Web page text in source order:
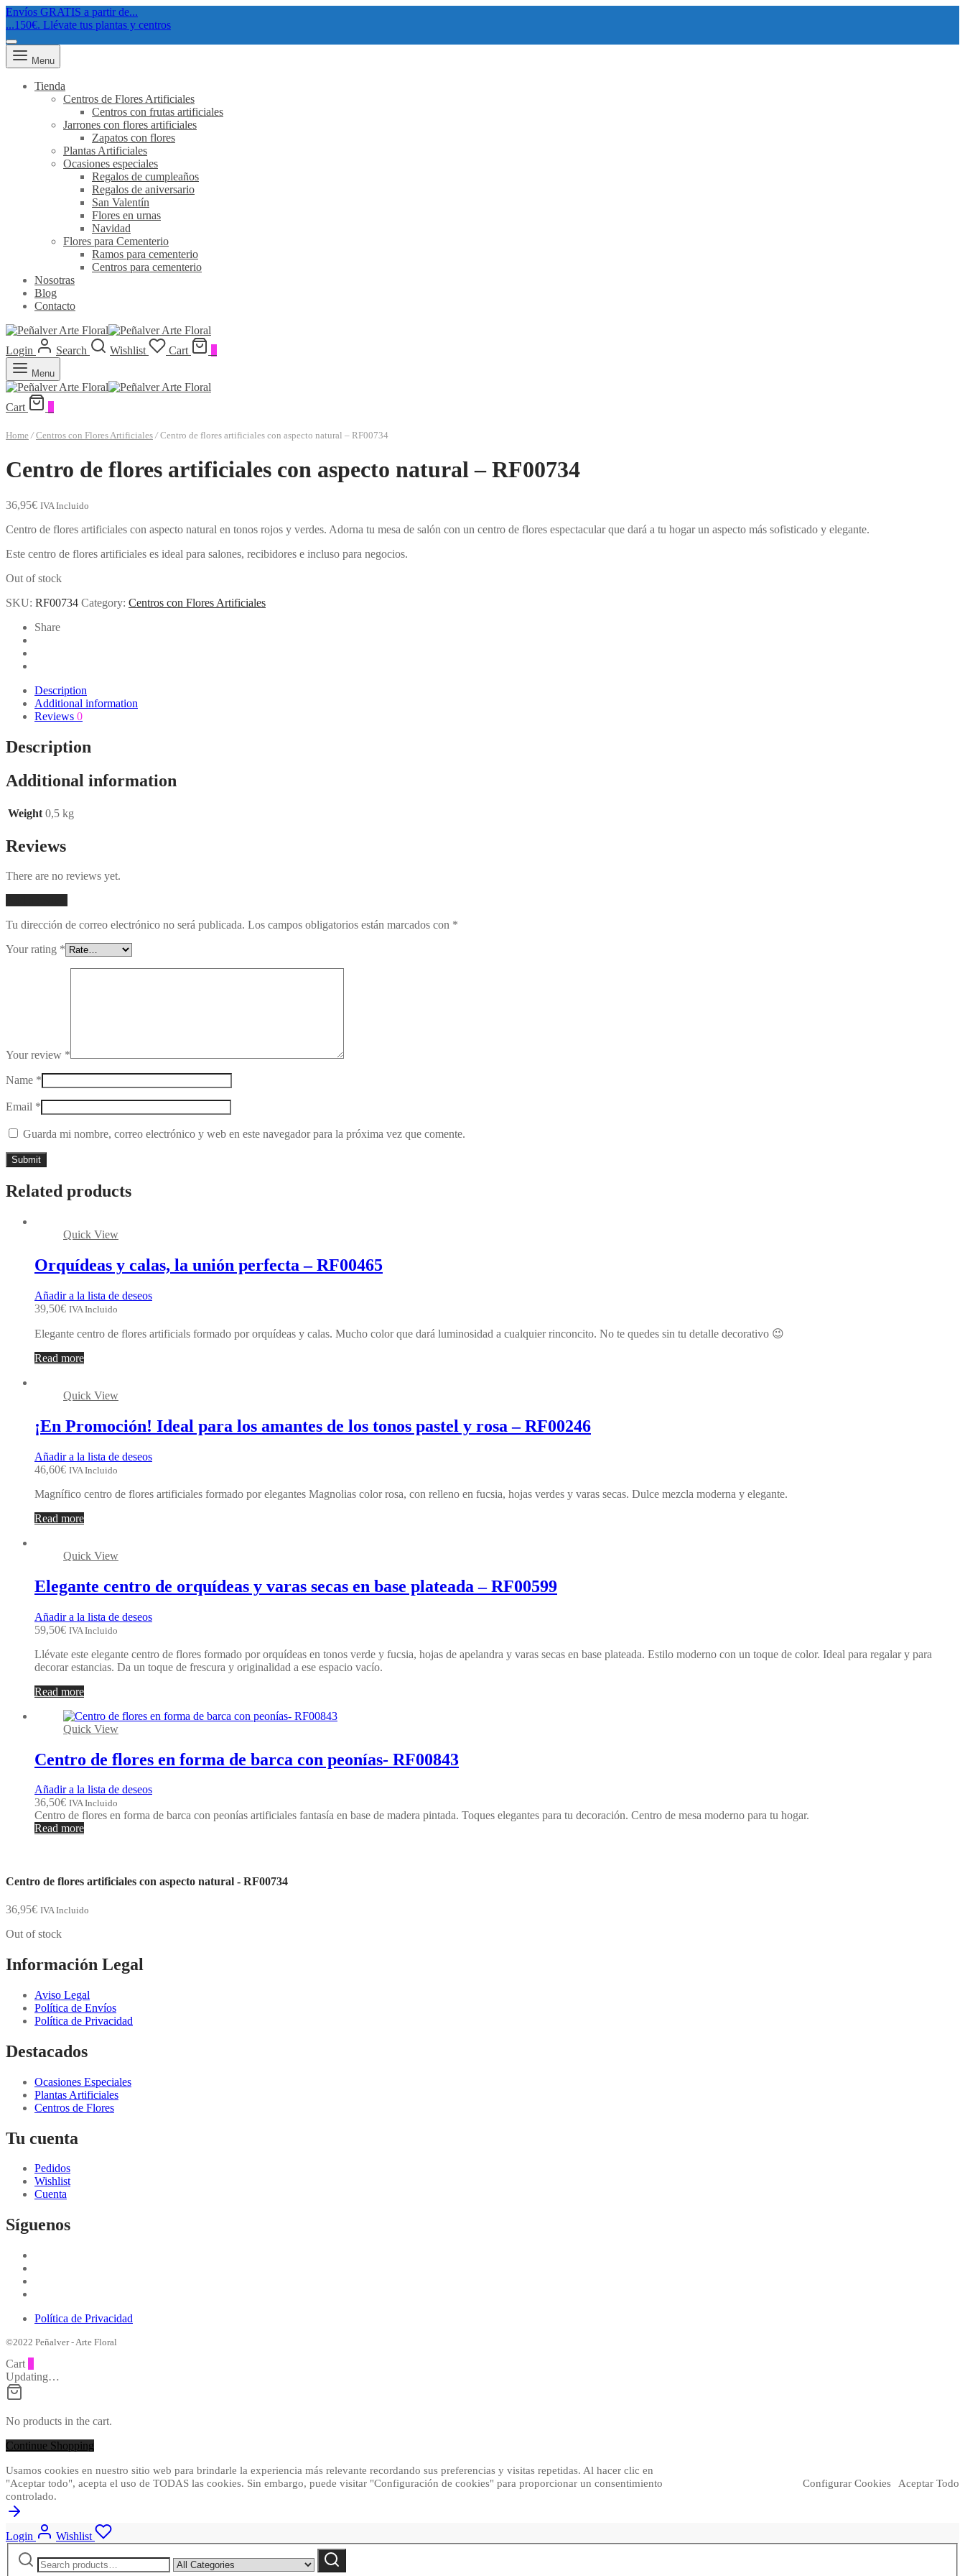
Envíos GRATIS a partir de...
...150€. Llévate tus plantas y centros
Menu
Tienda
Centros de Flores Artificiales
Centros con frutas artificiales
Jarrones con flores artificiales
Zapatos con flores
Plantas Artificiales
Ocasiones especiales
Regalos de cumpleaños
Regalos de aniversario
San Valentín
Flores en urnas
Navidad
Flores para Cementerio
Ramos para cementerio
Centros para cementerio
Nosotras
Blog
Contacto
Login Search Wishlist Cart
Menu
Cart
Home / Centros con Flores Artificiales /Centro de flores artificiales con aspecto natural – RF00734
Centro de flores artificiales con aspecto natural – RF00734
36,95€ IVA Incluido
Centro de flores artificiales con aspecto natural en tonos rojos y verdes. Adorna tu mesa de salón con un centro de flores espectacular que dará a tu hogar un aspecto más sofisticado y elegante.
Este centro de flores artificiales es ideal para salones, recibidores e incluso para negocios.
Out of stock
SKU: RF00734 Category: Centros con Flores Artificiales
Share
Description
Additional information
Reviews 0
Description
Additional information
Weight 0,5 kg
Reviews
There are no reviews yet.
Tu dirección de correo electrónico no será publicada. Los campos obligatorios están marcados con *
Your rating *
Your review *
Name *
Email *
Guarda mi nombre, correo electrónico y web en este navegador para la próxima vez que comente.
Related products
Quick View
Orquídeas y calas, la unión perfecta – RF00465
Añadir a la lista de deseos
39,50€ IVA Incluido
Elegante centro de flores artificials formado por orquídeas y calas. Mucho color que dará luminosidad a cualquier rinconcito. No te quedes sin tu detalle decorativo 😉
Read more
Quick View
¡En Promoción! Ideal para los amantes de los tonos pastel y rosa – RF00246
Añadir a la lista de deseos
46,60€ IVA Incluido
Magnífico centro de flores artificiales formado por elegantes Magnolias color rosa, con relleno en fucsia, hojas verdes y varas secas. Dulce mezcla moderna y elegante.
Read more
Quick View
Elegante centro de orquídeas y varas secas en base plateada – RF00599
Añadir a la lista de deseos
59,50€ IVA Incluido
Llévate este elegante centro de flores formado por orquídeas en tonos verde y fucsia, hojas de apelandra y varas secas en base plateada. Estilo moderno con un toque de color. Ideal para regalar y para
decorar estancias. Da un toque de frescura y originalidad a ese espacio vacío.
Read more
Quick View
Centro de flores en forma de barca con peonías- RF00843
Añadir a la lista de deseos
36,50€ IVA Incluido
Centro de flores en forma de barca con peonías artificiales fantasía en base de madera pintada. Toques elegantes para tu decoración. Centro de mesa moderno para tu hogar.
Read more
Centro de flores artificiales con aspecto natural - RF00734
36,95€ IVA Incluido
Out of stock
Información Legal
Aviso Legal
Política de Envíos
Política de Privacidad
Destacados
Ocasiones Especiales
Plantas Artificiales
Centros de Flores
Tu cuenta
Pedidos
Wishlist
Cuenta
Síguenos
Política de Privacidad
©2022 Peñalver - Arte Floral
Cart
Updating…
No products in the cart.
Continue Shopping
Usamos cookies en nuestro sitio web para brindarle la experiencia más relevante recordando sus preferencias y visitas repetidas. Al hacer clic en
"Aceptar todo", acepta el uso de TODAS las cookies. Sin embargo, puede visitar "Configuración de cookies" para proporcionar un consentimiento
controlado.
Configurar Cookies Aceptar Todo
Login
Wishlist
Search
for:
by
Search